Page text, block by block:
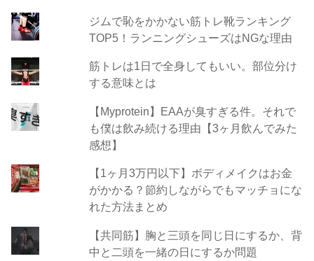
ジムで恥をかかない筋トレ靴ランキング
TOP5！ランニングシューズはNGな理由
筋トレは1日で全身してもいい。部位分け
する意味とは
【Myprotein】EAAが臭すぎる件。それで
も僕は飲み続ける理由【3ヶ月飲んでみた
感想】
【1ヶ月3万円以下】ボディメイクはお金
がかかる？節約しながらでもマッチョにな
れた方法まとめ
【共同筋】胸と三頭を同じ日にするか、背
中と二頭を一緒の日にするか問題